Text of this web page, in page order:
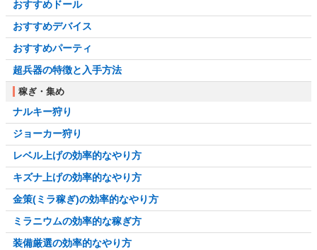
おすすめドール
おすすめデバイス
おすすめパーティ
超兵器の特徴と入手方法
稼ぎ・集め
ナルキー狩り
ジョーカー狩り
レベル上げの効率的なやり方
キズナ上げの効率的なやり方
金策(ミラ稼ぎ)の効率的なやり方
ミラニウムの効率的な稼ぎ方
装備厳選の効率的なやり方